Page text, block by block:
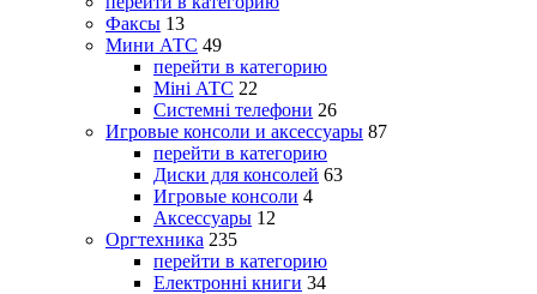
Факсы 13
Мини АТС 49
перейти в категорию
Міні АТС 22
Системні телефони 26
Игровые консоли и аксессуары 87
перейти в категорию
Диски для консолей 63
Игровые консоли 4
Аксессуары 12
Оргтехника 235
перейти в категорию
Електронні книги 34